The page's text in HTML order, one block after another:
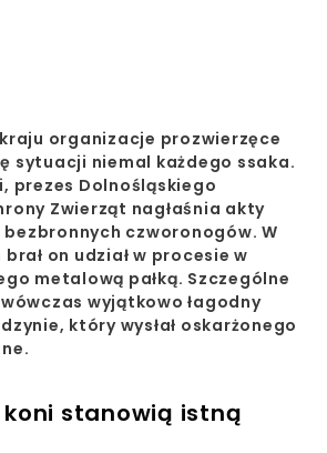
organizacje prozwierzęce
sytuacji niemal każdego ssaka.
prezes Dolnośląskiego
Zwierząt nagłaśnia akty
czworonogów. W
on udział w procesie w
metalową pałką. Szczególne
wyjątkowo łagodny
który wysłał oskarżonego
stanowią istną